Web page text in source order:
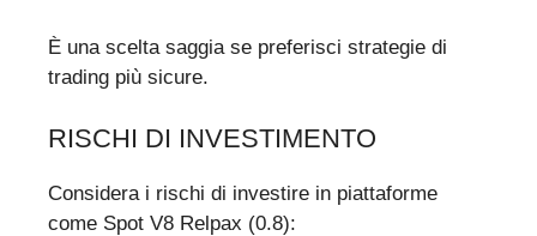
È una scelta saggia se preferisci strategie di
trading più sicure.
RISCHI DI INVESTIMENTO
Considera i rischi di investire in piattaforme
come Spot V8 Relpax (0.8):